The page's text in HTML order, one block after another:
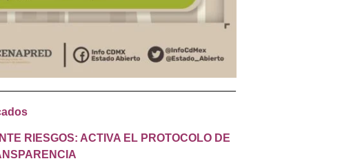
RIESGOS: ACTIVA EL PROTOCOLO DE